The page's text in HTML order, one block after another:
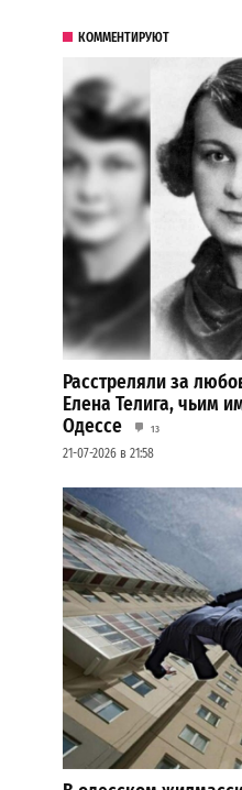
КОММЕНТИРУЮТ
Расстреляли за
Елена Телига, чьим
Одессе
13
21-07-2026 в 21:58